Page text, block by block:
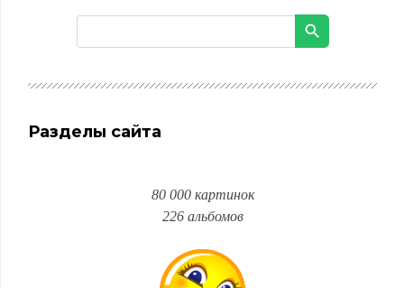
Разделы сайта
80 000 картинок
226 альбомов